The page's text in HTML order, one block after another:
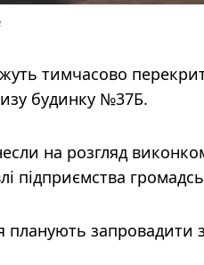
тимчасово
будинку №37Б.
на розгляд
підприємства
планують запровадити